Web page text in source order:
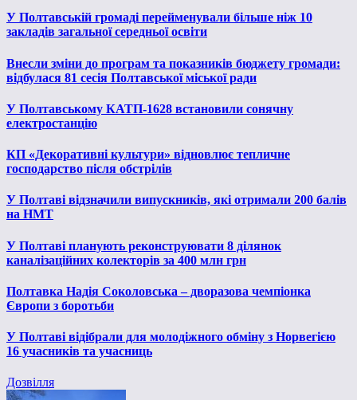
У Полтавській громаді перейменували більше ніж 10
закладів загальної середньої освіти
Внесли зміни до програм та показників бюджету громади:
відбулася 81 сесія Полтавської міської ради
У Полтавському КАТП-1628 встановили сонячну
електростанцію
КП «Декоративні культури» відновлює тепличне
господарство після обстрілів
У Полтаві відзначили випускників, які отримали 200 балів
на НМТ
У Полтаві планують реконструювати 8 ділянок
каналізаційних колекторів за 400 млн грн
Полтавка Надія Соколовська – дворазова чемпіонка
Європи з боротьби
У Полтаві відібрали для молодіжного обміну з Норвегією
16 учасників та учасниць
Дозвілля